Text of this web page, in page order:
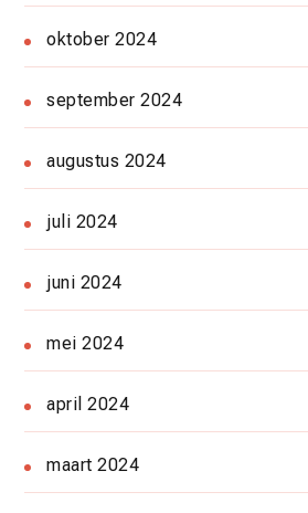
oktober 2024
september 2024
augustus 2024
juli 2024
juni 2024
mei 2024
april 2024
maart 2024